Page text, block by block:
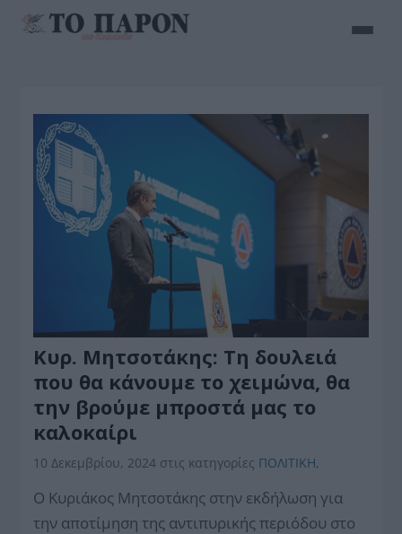
Κυρ. Μητσοτάκης: Τη δουλειά
που θα κάνουμε το χειμώνα, θα
την βρούμε μπροστά μας το
καλοκαίρι
10 Δεκεμβρίου, 2024 στις κατηγορίες ΠΟΛΙΤΙΚΗ,
O Κυριάκος Μητσοτάκης στην εκδήλωση για
την αποτίμηση της αντιπυρικής περιόδου στο